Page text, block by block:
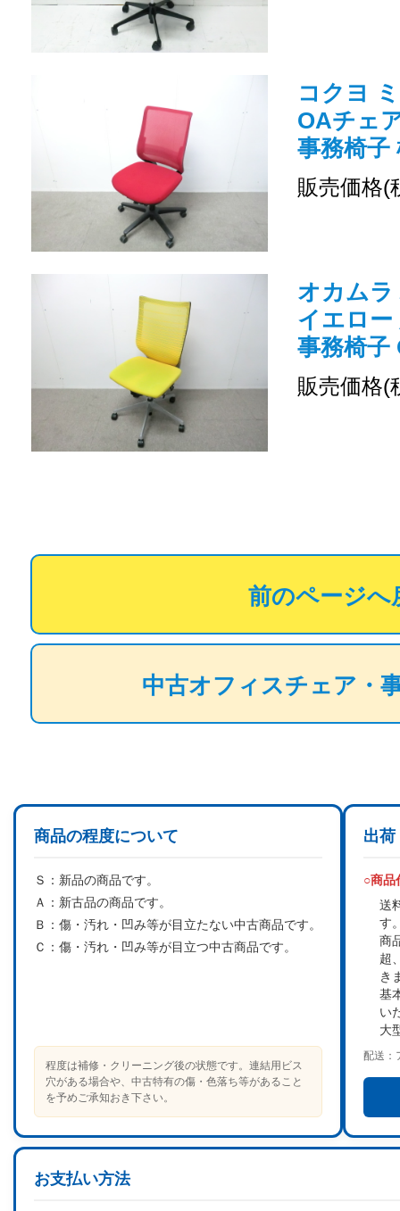
コクヨ
OAチェ
事務椅子
販売価格(
オカムラ
イエロ
事務椅子
販売価格(
前のページへ
中古オフィスチェア・
商品の程度について
Ｓ： 新品の商品です。
Ａ： 新古品の商品です。
Ｂ： 傷・汚れ・凹み等が目立たない中古商品です。
Ｃ： 傷・汚れ・凹み等が目立つ中古商品です。
程度は補修・クリーニング後の状態です。連結用ビス
穴がある場合や、中古特有の傷・色落ち等があること
を予めご承知おき下さい。
出荷
○商品
送
す
商
超
き
基
い
大
配送：
お支払い方法